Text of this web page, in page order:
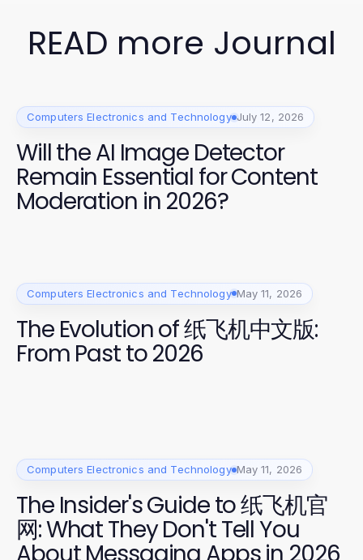
READ more Journal
Computers Electronics and Technology July 12, 2026
Will the AI Image Detector
Remain Essential for Content
Moderation in 2026?
Computers Electronics and Technology May 11, 2026
The Evolution of 纸飞机中文版:
From Past to 2026
Computers Electronics and Technology May 11, 2026
The Insider's Guide to 纸飞机官
网: What They Don't Tell You